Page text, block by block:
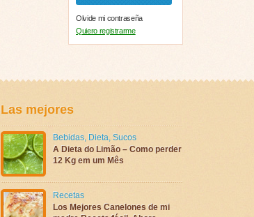
Olvide mi contraseña
Quiero registrarme
Las mejores
Bebidas, Dieta, Sucos
A Dieta do Limão – Como perder
12 Kg em um Mês
Recetas
Los Mejores Canelones de mi